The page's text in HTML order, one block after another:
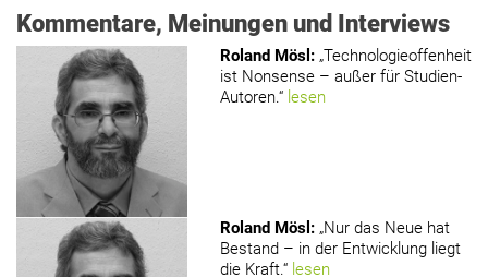
www.holzmagazin.com
Kommentare, Meinungen und Interviews
Roland Mösl : „Technologieoffenheit
ist Nonsense – außer für Studien-
Autoren.“ lesen
Roland Mösl : „Nur das Neue hat
Bestand – in der Entwicklung liegt
die Kraft.“ lesen